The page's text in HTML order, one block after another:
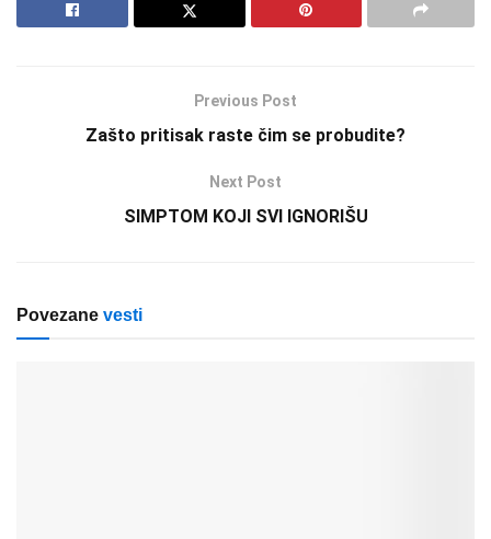
Previous Post
Zašto pritisak raste čim se probudite?
Next Post
SIMPTOM KOJI SVI IGNORIŠU
Povezane vesti